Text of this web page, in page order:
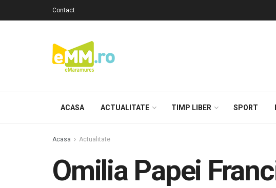
Contact
ACASA ACTUALITATE TIMP LIBER SPORT
Acasa Actualitate
Omilia Papei